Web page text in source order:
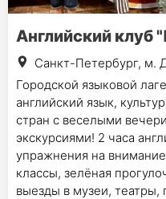
Английский клуб
Санкт-Петербург, м.
Городской языковой
английский язык,
стран с веселыми
экскурсиями! 2 часа
упражнения на
классы, зелёная
выезды в музеи,